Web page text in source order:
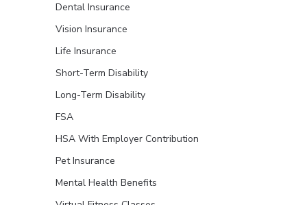
Dental Insurance
Vision Insurance
Life Insurance
Short-Term Disability
Long-Term Disability
FSA
HSA With Employer Contribution
Pet Insurance
Mental Health Benefits